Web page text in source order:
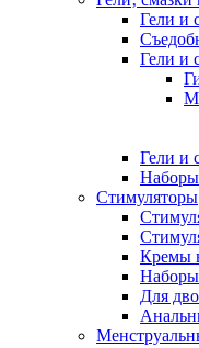
Гели и
Гели и
Гели и
Наборы
Стимуляторы
Кремы
Наборы
Для